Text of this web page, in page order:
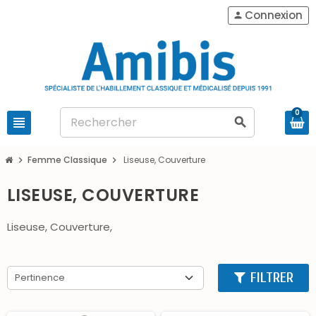
view_headline search
person Connexion
0
chevron_right Femme Classique chevron_right Liseuse, Couverture
LISEUSE, COUVERTURE
Liseuse, Couverture,
Pertinence FILTRER